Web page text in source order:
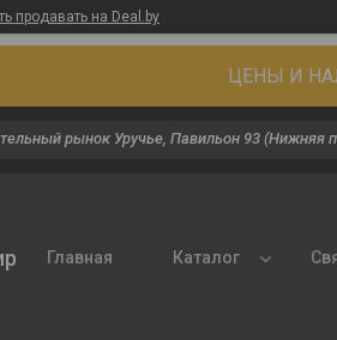
продавать на Deal.by
ЦЕНЫ И
рынок Уручье, Павильон 93 (Нижняя
Главная Каталог